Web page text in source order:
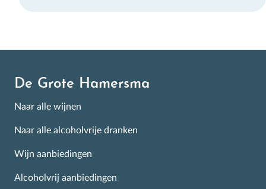
De Grote Hamersma
Naar alle wijnen
Naar alle alcoholvrije dranken
Wijn aanbiedingen
Alcoholvrij aanbiedingen